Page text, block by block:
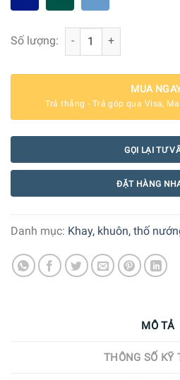
Số lượng: Khay nướng chữ nhật
MUA
Trả thẳng - Trả góp qua Visa,
GỌI LẠI TƯ
ĐẶT HÀNG
Danh mục: Khay, khuôn, thố
MÔ TẢ
THÔNG SỐ KỸ